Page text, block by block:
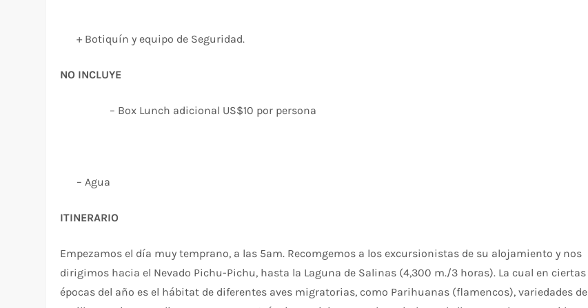
+ Botiquín y equipo de Seguridad.
NO INCLUYE
– Box Lunch adicional US$10 por persona
– Agua
ITINERARIO
Empezamos el día muy temprano, a las 5am. Recomgemos a los excursionistas de su alojamiento y nos
dirigimos hacia el Nevado Pichu-Pichu, hasta la Laguna de Salinas (4,300 m./3 horas). La cual en ciertas
épocas del año es el hábitat de diferentes aves migratorias, como Parihuanas (flamencos), variedades de